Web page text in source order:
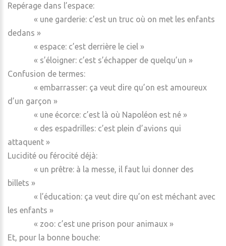
Repérage dans l’espace:
« une garderie: c’est un truc où on met les enfants
dedans »
« espace: c’est derrière le ciel »
« s’éloigner: c’est s’échapper de quelqu’un »
Confusion de termes:
« embarrasser: ça veut dire qu’on est amoureux
d’un garçon »
« une écorce: c’est là où Napoléon est né »
« des espadrilles: c’est plein d’avions qui
attaquent »
Lucidité ou férocité déjà:
« un prêtre: à la messe, il faut lui donner des
billets »
« l’éducation: ça veut dire qu’on est méchant avec
les enfants »
« zoo: c’est une prison pour animaux »
Et, pour la bonne bouche: